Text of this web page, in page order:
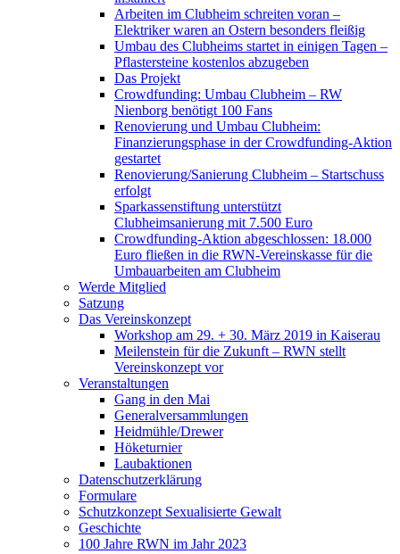
Arbeiten im Clubheim schreiten voran –
Elektriker waren an Ostern besonders fleißig
Umbau des Clubheims startet in einigen Tagen –
Pflastersteine kostenlos abzugeben
Das Projekt
Crowdfunding: Umbau Clubheim – RW
Nienborg benötigt 100 Fans
Renovierung und Umbau Clubheim:
Finanzierungsphase in der Crowdfunding-Aktion
gestartet
Renovierung/Sanierung Clubheim – Startschuss
erfolgt
Sparkassenstiftung unterstützt
Clubheimsanierung mit 7.500 Euro
Crowdfunding-Aktion abgeschlossen: 18.000
Euro fließen in die RWN-Vereinskasse für die
Umbauarbeiten am Clubheim
Werde Mitglied
Satzung
Das Vereinskonzept
Workshop am 29. + 30. März 2019 in Kaiserau
Meilenstein für die Zukunft – RWN stellt
Vereinskonzept vor
Veranstaltungen
Gang in den Mai
Generalversammlungen
Heidmühle/Drewer
Höketurnier
Laubaktionen
Datenschutzerklärung
Formulare
Schutzkonzept Sexualisierte Gewalt
Geschichte
100 Jahre RWN im Jahr 2023